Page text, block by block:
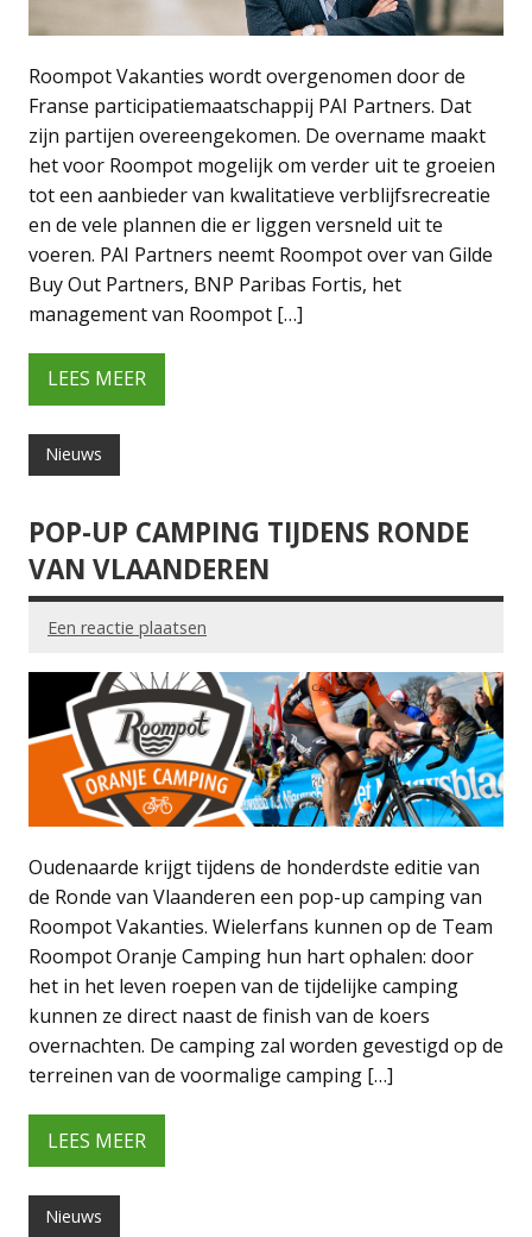
Roompot Vakanties wordt overgenomen door de
Franse participatiemaatschappij PAI Partners. Dat
zijn partijen overeengekomen. De overname maakt
het voor Roompot mogelijk om verder uit te groeien
tot een aanbieder van kwalitatieve verblijfsrecreatie
en de vele plannen die er liggen versneld uit te
voeren. PAI Partners neemt Roompot over van Gilde
Buy Out Partners, BNP Paribas Fortis, het
management van Roompot […]
LEES MEER
Nieuws
POP-UP CAMPING TIJDENS RONDE
VAN VLAANDEREN
Een reactie plaatsen
Oudenaarde krijgt tijdens de honderdste editie van
de Ronde van Vlaanderen een pop-up camping van
Roompot Vakanties. Wielerfans kunnen op de Team
Roompot Oranje Camping hun hart ophalen: door
het in het leven roepen van de tijdelijke camping
kunnen ze direct naast de finish van de koers
overnachten. De camping zal worden gevestigd op de
terreinen van de voormalige camping […]
LEES MEER
Nieuws